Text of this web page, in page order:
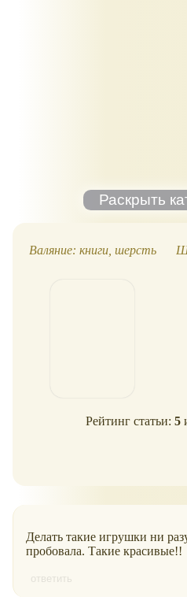
Валяние: книги, шерсть
Рейтинг статьи: 5
Делать такие игрушки ни
пробовала. Такие красивые!!
ответить